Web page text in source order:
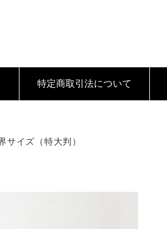
特定商取引法について
サイズ（特大判）